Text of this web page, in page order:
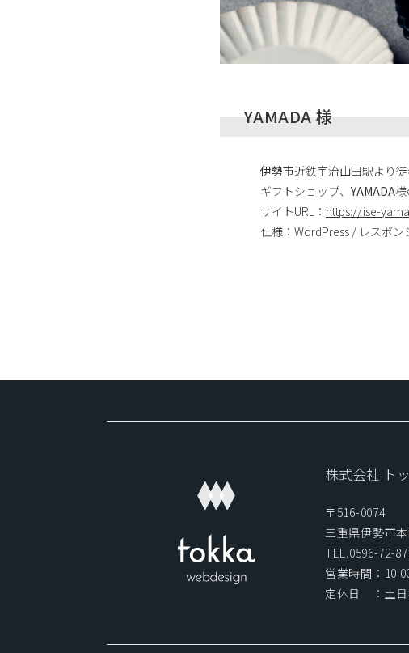
YAMADA 様
伊勢市近鉄宇治山田駅より
ギフトショップ、 YAMADA様
サイトURL： https://ise-
仕様：WordPress / レスポン
株式会社 ト
〒516-0074
三重県伊勢市
TEL.0596-72-
営業時間：
定休日 ：土